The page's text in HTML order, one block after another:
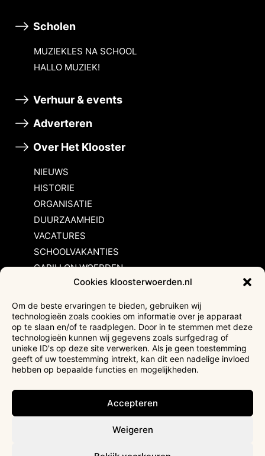
Cookies kloosterwoerden.nl
Om de beste ervaringen te bieden, gebruiken wij
technologieën zoals cookies om informatie over je apparaat
op te slaan en/of te raadplegen. Door in te stemmen met deze
technologieën kunnen wij gegevens zoals surfgedrag of
unieke ID's op deze site verwerken. Als je geen toestemming
geeft of uw toestemming intrekt, kan dit een nadelige invloed
hebben op bepaalde functies en mogelijkheden.
Accepteren
Weigeren
Scholen
MUZIEKLES NA SCHOOL
HALLO MUZIEK!
Verhuur & events
Adverteren
Over Het Klooster
NIEUWS
HISTORIE
ORGANISATIE
DUURZAAMHEID
VACATURES
SCHOOLVAKANTIES
CARILLON WOERDEN
Inschrijvingsvoorwaarden
Bezoekersvoorwaarden
Huurvoorwaarden
Privacyverklaring
Ticketverkoop